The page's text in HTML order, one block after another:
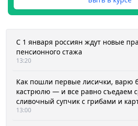
С 1 января россиян ждут новые
пенсионного стажа
13:20
Как пошли первые лисички, варю
кастрюлю — и все равно съедаем
сливочный супчик с грибами и
13:00